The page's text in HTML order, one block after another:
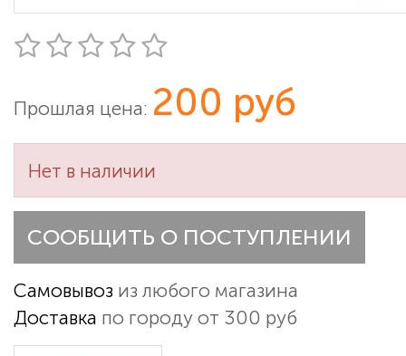
Прошлая цена: 200 руб
Нет в наличии
СООБЩИТЬ О ПОСТУПЛЕНИИ
Самовывоз из любого магазина
Доставка по городу от 300 руб